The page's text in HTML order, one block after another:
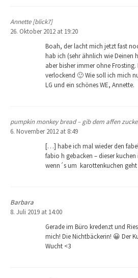
Annette [blick7]
26. Oktober 2012 at 19:20
Boah, der lacht mich jetzt fast
hab ich (sehr ähnlich wie Deinen
aber bisher immer ohne
verlockend 🙂 Wie soll ich mich
LG und ein schönes WE, Annette.
pumpkin monkey bread – gib dem affen
6. November 2012 at 8:49
[…] habe ich mal wieder den
fabio h gebacken – dieser
wenn´s um karottenkuchen
Barbara
8. Juli 2019 at 14:00
Gerade im Büro kredenzt und
mich! Die Nichtbäckerin! 😀 Der
Wucht <3